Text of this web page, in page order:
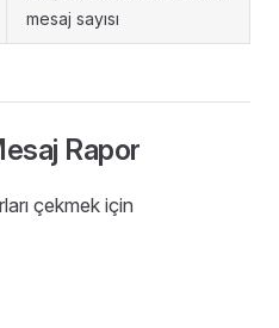
mesaj sayısı
Rapor
çekmek için